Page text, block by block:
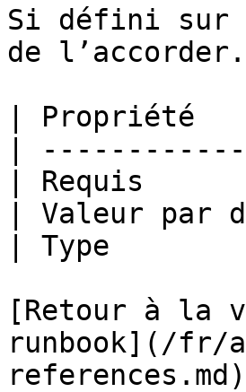
Si défini sur
de l’accorder.
| Propriété
|
| Requis
| Valeur par
| Type
[Retour à la
runbook](/fr/
references.md)